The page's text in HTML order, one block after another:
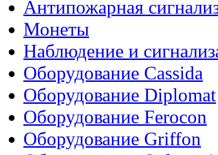
Антипожарная
Монеты
Наблюдение и
Оборудование Cassida
Оборудование Diplomat
Оборудование Ferocon
Оборудование Griffon